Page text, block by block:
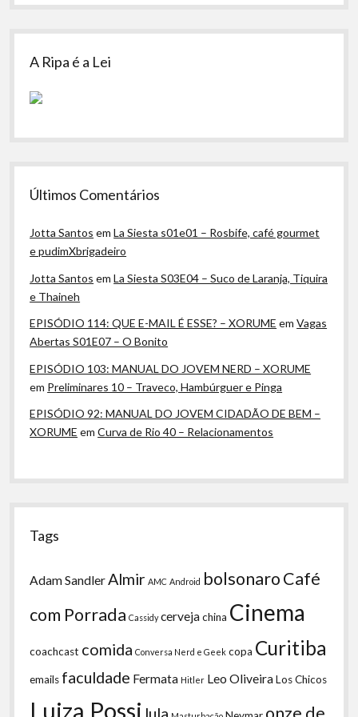
A Ripa é a Lei
Últimos Comentários
Jotta Santos emLa Siesta s01e01 – Rosbife, café gourmet
e pudimXbrigadeiro
Jotta Santos emLa Siesta S03E04 – Suco de Laranja, Tiquira
e Thaineh
EPISÓDIO 114: QUE E-MAIL É ESSE? – XORUME emVagas
Abertas S01E07 – O Bonito
EPISÓDIO 103: MANUAL DO JOVEM NERD – XORUME
em Preliminares 10 – Traveco, Hambúrguer e Pinga
EPISÓDIO 92: MANUAL DO JOVEM CIDADÃO DE BEM –
XORUME emCurva de Rio 40 – Relacionamentos
Tags
Adam Sandler Almir AMC Android bolsonaroCafé
com Porrada Cassidy cervejachina Cinema
coachcast comida Conversa Nerd e Geek copa Curitiba
emails faculdade Fermata Hitler Leo OliveiraLos Chicos
Luiza Possi lula onze de